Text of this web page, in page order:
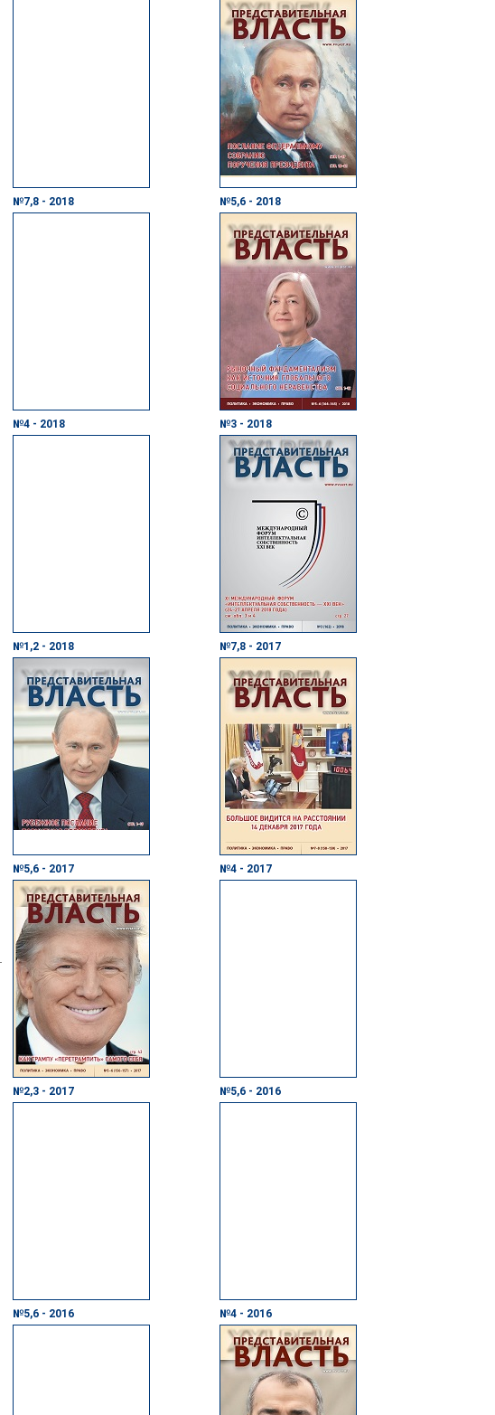
№7,8 - 2018 №5,6 - 2018
№4 - 2018 №3 - 2018
№1,2 - 2018 №7,8 - 2017
№5,6 - 2017 №4 - 2017
№2,3 - 2017 №5,6 - 2016
№5,6 - 2016 №4 - 2016